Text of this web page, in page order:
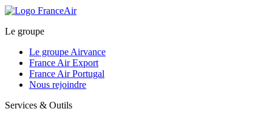
Le groupe
Le groupe Airvance
France Air Export
France Air Portugal
Nous rejoindre
Services & Outils